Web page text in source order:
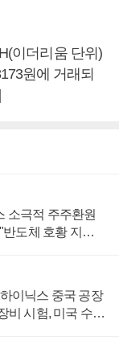
이더리움 단위)
원에 거래되
소극적 주주환원
도체 호황 지속
이닉스 중국 공장
비 시험, 미국 수출